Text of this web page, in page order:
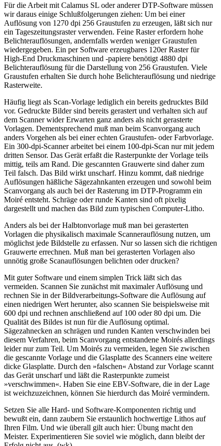
Für die Arbeit mit Calamus SL oder anderer DTP-Software müssen
wir daraus einige Schlußfolgerungen ziehen: Um bei einer
Auflösung von 1270 dpi 256 Graustufen zu erzeugen, läßt sich nur
ein Tageszeitungsraster verwenden. Feine Raster erfordern hohe
Belichterauflösungen, andernfalls werden weniger Graustufen
wiedergegeben. Ein per Software erzeugbares 120er Raster für
High-End Druckmaschinen und -papiere benötigt 4880 dpi
Belichterauflösung für die Darstellung von 256 Graustufen. Viele
Graustufen erhalten Sie durch hohe Belichterauflösung und niedrige
Rasterweite.
Häufig liegt als Scan-Vorlage lediglich ein bereits gedrucktes Bild
vor. Gedruckte Bilder sind bereits gerastert und verhalten sich auf
dem Scanner wider Erwarten ganz anders als nicht gerasterte
Vorlagen. Dementsprechend muß man beim Scanvorgang auch
anders Vorgehen als bei einer echten Graustufen- oder Farbvorlage.
Ein 300-dpi-Scanner arbeitet bei einem 100-dpi-Scan nur mit jedem
dritten Sensor. Das Gerät erfaßt die Rasterpunkte der Vorlage teils
mittig, teils am Rand. Die gescannten Grauwerte sind daher zum
Teil falsch. Das Bild wirkt unscharf. Hinzu kommt, daß niedrige
Auflösungen häßliche Sägezahnkanten erzeugen und sowohl beim
Scanvorgang als auch bei der Rasterung im DTP-Programm ein
Moiré entsteht. Schräge oder runde Kanten sind oft pixelig
dargestellt und machen das Bild zum typischen Computer-Litho.
Anders als bei der Halbtonvorlage muß man bei gerasterten
Vorlagen die physikalisch maximale Scannerauflösung nutzen, um
möglichst jede Bildstelle zu erfassen. Nur so lassen sich die richtigen
Grauwerte errechnen. Muß man bei gerasterten Vorlagen also
unnötig große Scanauflösungen belichten oder drucken?
Mit guter Software und einem simplen Trick läßt sich das
vermeiden. Scannen Sie zunächst mit maximaler Auflösung und
rechnen Sie in der Bildverarbeitungs-Software die Auflösung auf
einen niedrigen Wert herunter, also scannen Sie beispielsweise mit
600 dpi und rechnen anschließend auf 100 oder 80 dpi um. Die
Qualität des Bildes ist nun für die Auflösung optimal.
Sägezahnecken an schrägen und runden Kanten verschwinden bei
diesem Verfahren, beim Scanvorgang entstandene Moirés allerdings
leider nur zum Teil. Um Moirés zu vermeiden, legen Sie zwischen
die gescannte Vorlage und die Glasplatte des Scanners eine weitere
dicke Glasplatte. Durch den »falschen« Abstand zur Vorlage scannt
das Gerät unscharf und läßt die Rasterpunkte zumeist
»verschwimmen«. Haben Sie eine EBV-Software, die in der Lage
ist weichzuzeichnen, können Sie hierdurch das Moiré vermindern.
Setzen Sie alle Hard- und Software-Komponenten richtig und
bewußt ein, dann zaubern Sie erstaunlich hochwertige Lithos auf
Ihren Film. Und wie überall gilt auch hier: Übung macht den
Meister. Experimentieren Sie soviel wie möglich, dann bleibt der